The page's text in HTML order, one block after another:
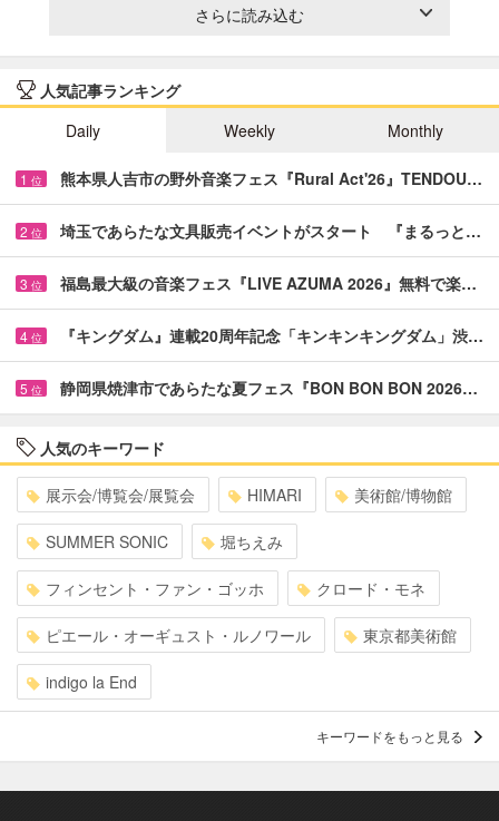
さらに読み込む
人気記事ランキング
Daily
Weekly Monthly
1 位 熊本県人吉市の野外音楽フェス『Rural Act'26』TENDOU…
2 位 埼玉であらたな文具販売イベントがスタート 『まるっと…
3 位 福島最大級の音楽フェス『LIVE AZUMA 2026』無料で楽…
4 位 『キングダム』連載20周年記念「キンキンキングダム」渋…
5 位 静岡県焼津市であらたな夏フェス『BON BON BON 2026…
人気のキーワード
展示会/博覧会/展覧会 HIMARI 美術館/博物館
SUMMER SONIC 堀ちえみ
フィンセント・ファン・ゴッホ クロード・モネ
ピエール・オーギュスト・ルノワール 東京都美術館
indigo la End
キーワードをもっと見る